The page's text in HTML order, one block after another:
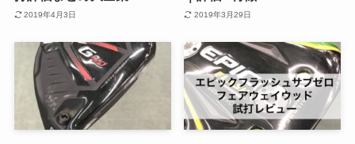
2019年4月3日 2019年3月29日